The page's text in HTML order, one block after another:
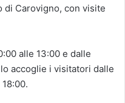
di Carovigno, con visite
alle 13:00 e dalle
accoglie i visitatori dalle